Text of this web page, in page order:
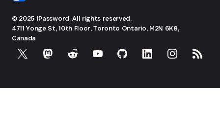
© 2025 1Password. All rights reserved.
4711 Yonge St, 10th Floor, Toronto Ontario, M2N 6K8,
Canada